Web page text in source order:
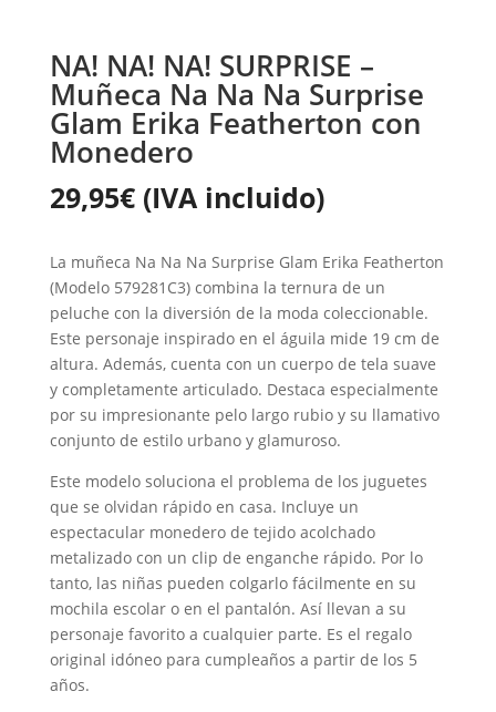
NA! NA! NA! SURPRISE –
Muñeca Na Na Na Surprise
Glam Erika Featherton con
Monedero
29,95€ (IVA incluido)
La muñeca Na Na Na Surprise Glam Erika Featherton
(Modelo 579281C3) combina la ternura de un
peluche con la diversión de la moda coleccionable.
Este personaje inspirado en el águila mide 19 cm de
altura. Además, cuenta con un cuerpo de tela suave
y completamente articulado. Destaca especialmente
por su impresionante pelo largo rubio y su llamativo
conjunto de estilo urbano y glamuroso.
Este modelo soluciona el problema de los juguetes
que se olvidan rápido en casa. Incluye un
espectacular monedero de tejido acolchado
metalizado con un clip de enganche rápido. Por lo
tanto, las niñas pueden colgarlo fácilmente en su
mochila escolar o en el pantalón. Así llevan a su
personaje favorito a cualquier parte. Es el regalo
original idóneo para cumpleaños a partir de los 5
años.